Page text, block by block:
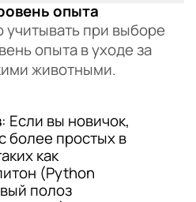
опыта
при выборе
опыта в уходе за
животными.
: Если вы новичок,
более простых в
как
(Python
полоз